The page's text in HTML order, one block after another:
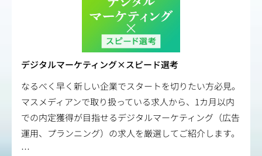
デジタルマーケティング×スピード選考
なるべく早く新しい企業でスタートを切りたい方必見。
マスメディアンで取り扱っている求人から、1カ月以内
での内定獲得が目指せるデジタルマーケティング（広告
運用、プランニング）の求人を厳選してご紹介します。
…